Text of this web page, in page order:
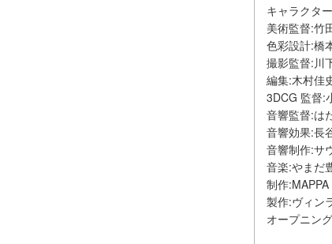
キャラクタ
美術監督:竹
色彩設計:橋
撮影監督:川
編集:木村佳
3DCG 監督:
音響監督:は
音響効果:長
音響制作:サ
音楽:やまだ
制作:MAPPA
製作:ヴィン
オープニン